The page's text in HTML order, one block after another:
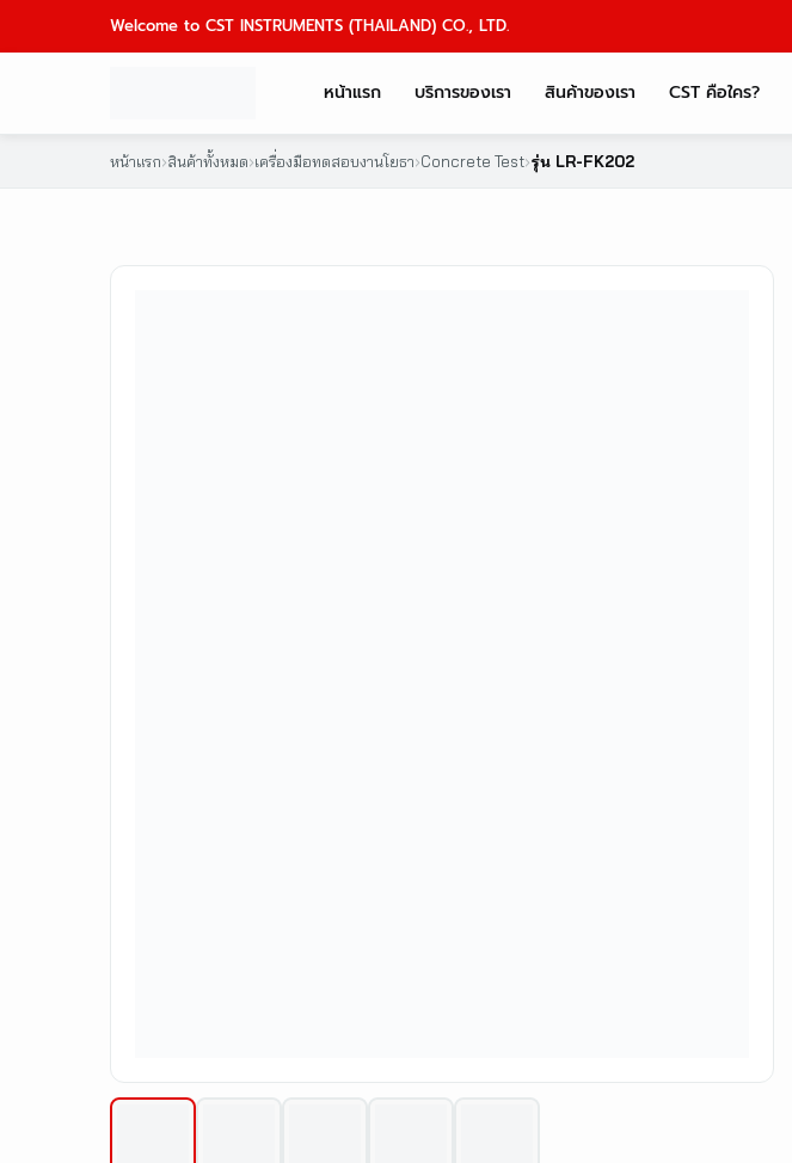
Welcome to CST INSTRUMENTS (THAILAND) CO., LTD.
หน้าแรก บริการของเรา สินค้าของเรา CST คือใคร?
หน้าแรก›สินค้าทั้งหมด›เครื่องมือทดสอบงานโยธา›Concrete Test›รุ่น LR-FK202